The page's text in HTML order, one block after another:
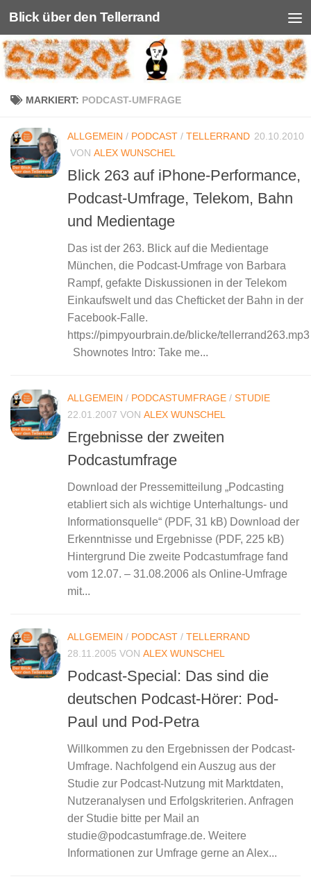
Unter dem Inhalt
Blick über den Tellerrand
MARKIERT: PODCAST-UMFRAGE
ALLGEMEIN / PODCAST / TELLERRAND 20.10.2010
VON ALEX WUNSCHEL
Blick 263 auf iPhone-Performance,
Podcast-Umfrage, Telekom, Bahn
und Medientage
Das ist der 263. Blick auf die Medientage
München, die Podcast-Umfrage von Barbara
Rampf, gefakte Diskussionen in der Telekom
Einkaufswelt und das Chefticket der Bahn in der
Facebook-Falle.
https://pimpyourbrain.de/blicke/
Shownotes Intro: Take me...
ALLGEMEIN / PODCASTUMFRAGE / STUDIE
22.01.2007 VON ALEX WUNSCHEL
Ergebnisse der zweiten
Podcastumfrage
Download der Pressemitteilung „Podcasting
etabliert sich als wichtige Unterhaltungs- und
Informationsquelle“ (PDF, 31 kB) Download der
Erkenntnisse und Ergebnisse (PDF, 225 kB)
Hintergrund Die zweite Podcastumfrage fand
vom 12.07. – 31.08.2006 als Online-Umfrage
mit...
ALLGEMEIN / PODCAST / TELLERRAND
28.11.2005 VON ALEX WUNSCHEL
Podcast-Special: Das sind die
deutschen Podcast-Hörer: Pod-
Paul und Pod-Petra
Willkommen zu den Ergebnissen der Podcast-
Umfrage. Nachfolgend ein Auszug aus der
Studie zur Podcast-Nutzung mit Marktdaten,
Nutzeranalysen und Erfolgskriterien. Anfragen
der Studie bitte per Mail an
studie@podcastumfrage.de. Weitere
Informationen zur Umfrage gerne an Alex...